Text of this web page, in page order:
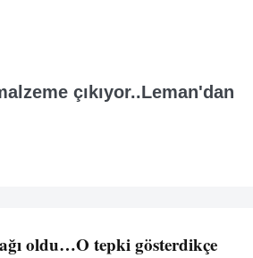
çıkıyor..Leman'dan
oldu…O tepki gösterdikçe